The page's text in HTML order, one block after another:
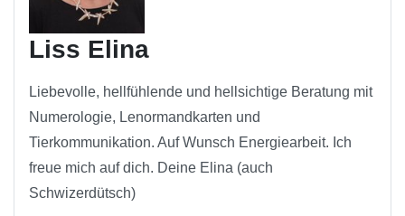
Liss Elina
Liebevolle, hellfühlende und hellsichtige Beratung mit
Numerologie, Lenormandkarten und
Tierkommunikation. Auf Wunsch Energiearbeit. Ich
freue mich auf dich. Deine Elina (auch
Schwizerdütsch)